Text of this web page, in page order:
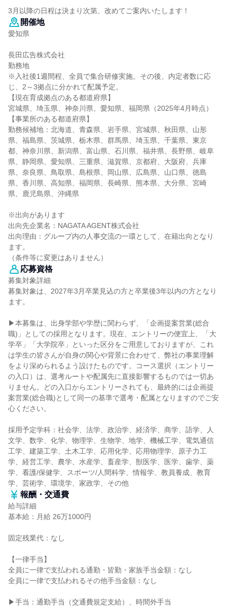
3月以降の日程は決まり次第、改めてご案内いたします！
開催地
愛知県
長田広告株式会社
勤務地
※入社後1週間程、全員で集合研修実施。その後、内定者数に応
じ、2～3拠点に分かれて配属予定。
【現在育成拠点のある都道府県】
宮城県、埼玉県、神奈川県、愛知県、福岡県（2025年4月時点）
【事業所のある都道府県】
勤務候補地：北海道、青森県、岩手県、宮城県、秋田県、山形
県、福島県、茨城県、栃木県、群馬県、埼玉県、千葉県、東京
都、神奈川県、新潟県、富山県、石川県、福井県、長野県、岐阜
県、静岡県、愛知県、三重県、滋賀県、京都府、大阪府、兵庫
県、奈良県、鳥取県、島根県、岡山県、広島県、山口県、徳島
県、香川県、高知県、福岡県、長崎県、熊本県、大分県、宮崎
県、鹿児島県、沖縄県
※出向があります
出向先企業名：NAGATA AGENT株式会社
出向理由：グループ内の人事交流の一環として、在籍出向となり
ます。
（条件等に変更はありません）
応募資格
募集対象詳細
募集対象は、2027年3月卒業見込の方と卒業後3年以内の方となり
ます。
▶本募集は、出身学部や学歴に関わらず、「企画提案営業(総合
職)」としての採用となります。現在、エントリーの便宜上、「大
学卒」「大学院卒」といった区分をご用意しておりますが、これ
は学生の皆さんが自身の関心や背景に合わせて、弊社の事業理解
をより深められるよう設けたものです。コース選択（エントリー
の入口）は、選考ルートや配属先に直接影響するものでは一切あ
りません。どの入口からエントリーされても、最終的には企画提
案営業(総合職)として同一の基準で選考・配属となりますのでご安
心ください。
採用予定学科：社会学、法学、政治学、経済学、商学、語学、人
文学、数学、化学、物理学、生物学、地学、機械工学、電気通信
工学、建築工学、土木工学、応用化学、応用物理学、原子力工
学、経営工学、農学、水産学、畜産学、獣医学、医学、歯学、薬
学、看護/保健学、スポーツ/人間科学、情報学、教員養成、教育
学、芸術学、環境学、家政学、その他
報酬・交通費
給与詳細
基本給：月給 26万1000円
固定残業代：なし
【一律手当】
全員に一律で支払われる通勤・皆勤・家族手当金額：なし
全員に一律で支払われるその他手当金額：なし
▶手当：通勤手当（交通費規定支給）、時間外手当